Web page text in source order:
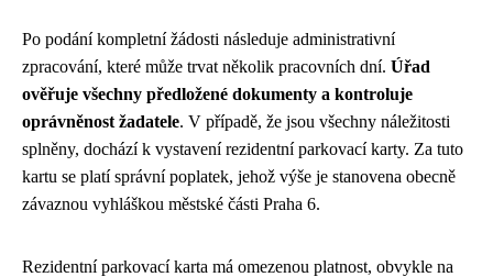
Po podání kompletní žádosti následuje administrativní
zpracování, které může trvat několik pracovních dní. Úřad
ověřuje všechny předložené dokumenty a kontroluje
oprávněnost žadatele. V případě, že jsou všechny náležitosti
splněny, dochází k vystavení rezidentní parkovací karty. Za tuto
kartu se platí správní poplatek, jehož výše je stanovena obecně
závaznou vyhláškou městské části Praha 6.
Rezidentní parkovací karta má omezenou platnost, obvykle na